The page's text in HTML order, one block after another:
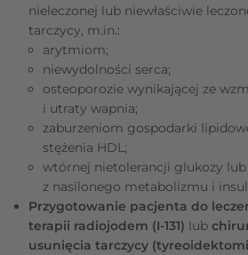
nieleczonej lub niewłaściwie
tarczycy, m.in.:
arytmiom;
niewydolności serca;
osteoporozie wynikającej ze
i utraty wapnia;
zaburzeniom gospodarki
stężenia HDL;
wtórnej nietolerancji glukozy
z nasilonego metabolizmu i
Przygotowanie pacjenta do
terapii radiojodem (I-131) lub
usunięcia tarczycy